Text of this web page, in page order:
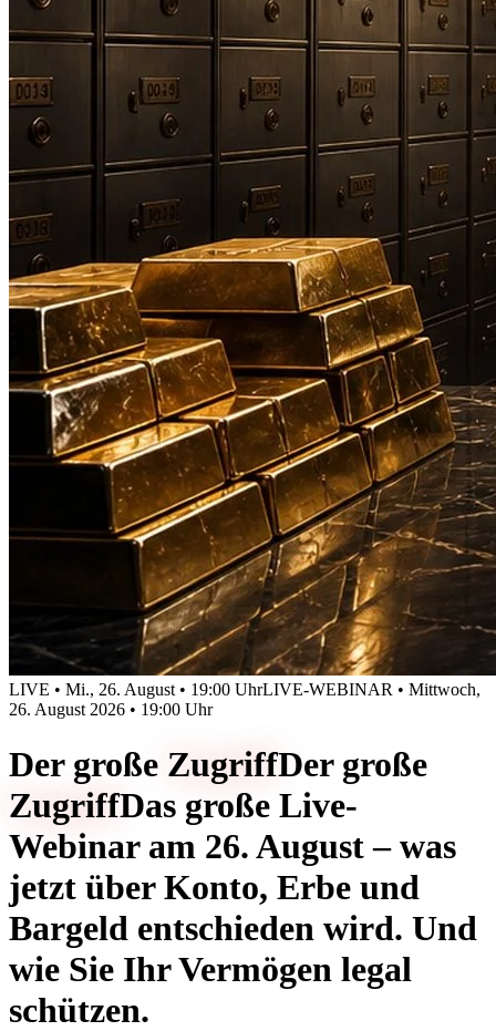
LIVE • Mi., 26. August • 19:00 UhrLIVE-WEBINAR • Mittwoch,
26. August 2026 • 19:00 Uhr
Der große ZugriffDer große
ZugriffDas große Live-
Webinar am 26. August – was
jetzt über Konto, Erbe und
Bargeld entschieden wird. Und
wie Sie Ihr Vermögen legal
schützen.